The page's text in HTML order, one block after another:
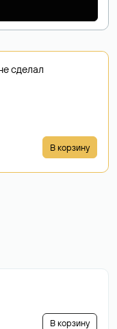
сделал
В корзину
В корзину